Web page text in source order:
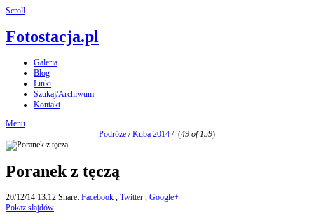
Scroll
Fotostacja.pl
Galeria
Blog
Linki
Szukaj/Archiwum
Kontakt
Menu
Podróże /Kuba 2014 / (49 of 159)
Poranek z tęczą
20/12/14 13:12 Share: Facebook , Twitter , Google+
Pokaz slajdów